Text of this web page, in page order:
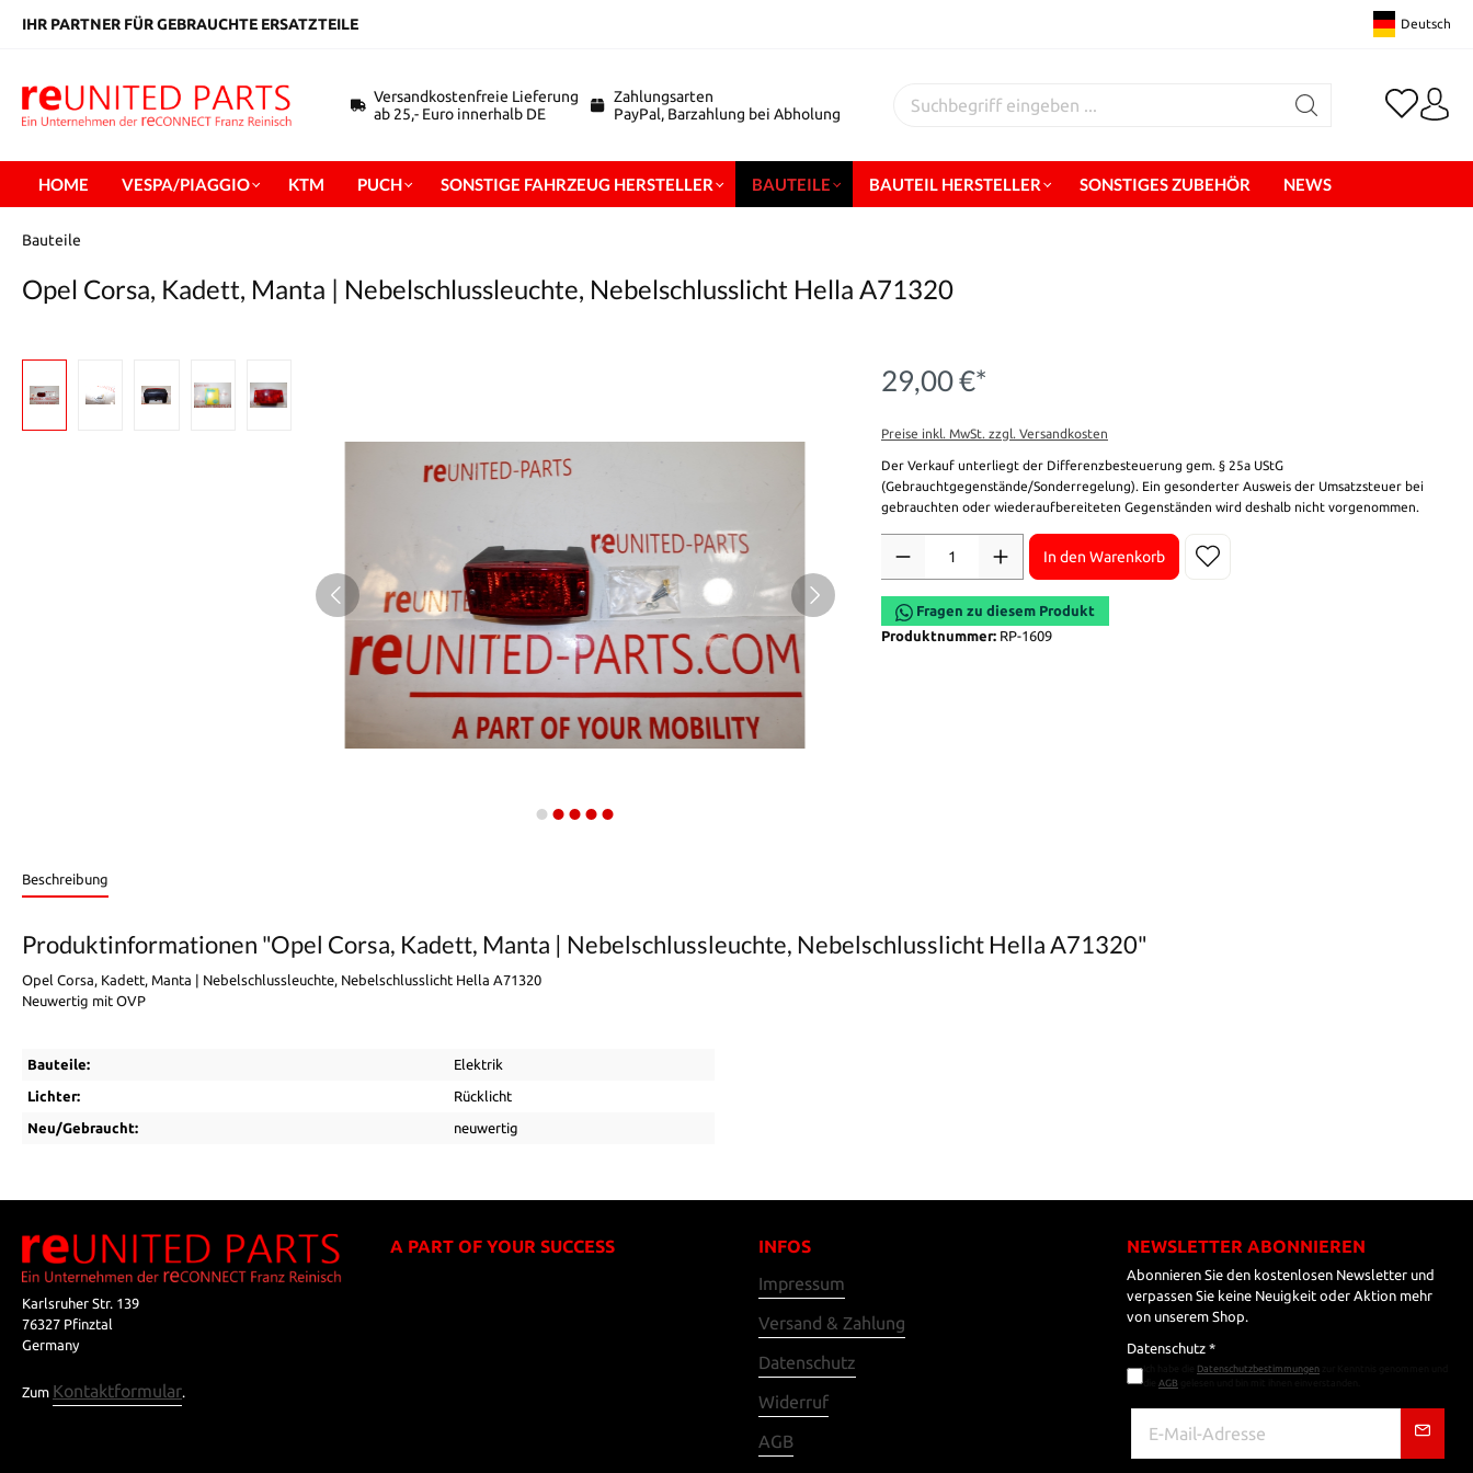
springen
IHR PARTNER FÜR GEBRAUCHTE ERSATZTEILE Deutsch
Versandkostenfreie Lieferung
ab 25,- Euro innerhalb DE
Zahlungsarten
PayPal, Barzahlung bei Abholung
HOME VESPA/PIAGGIO KTM PUCH SONSTIGE FAHRZEUG HERSTELLER BAUTEILE BAUTEIL HERSTELLER SONSTIGES ZUBEHÖR NEWS
Bauteile
Opel Corsa, Kadett, Manta | Nebelschlussleuchte, Nebelschlusslicht Hella A71320
29,00 €*
Preise inkl. MwSt. zzgl. Versandkosten
Der Verkauf unterliegt der Differenzbesteuerung gem. § 25a UStG
(Gebrauchtgegenstände/Sonderregelung). Ein gesonderter Ausweis der Umsatzsteuer bei
gebrauchten oder wiederaufbereiteten Gegenständen wird deshalb nicht vorgenommen.
In den Warenkorb
Fragen zu diesem Produkt
Produktnummer: RP-1609
Beschreibung
Produktinformationen "Opel Corsa, Kadett, Manta | Nebelschlussleuchte, Nebelschlusslicht Hella A71320"
Opel Corsa, Kadett, Manta | Nebelschlussleuchte, Nebelschlusslicht Hella A71320
Neuwertig mit OVP
Bauteile: Elektrik
Lichter: Rücklicht
Neu/Gebraucht: neuwertig
Karlsruher Str. 139
76327 Pfinztal
Germany
Zum Kontaktformular.
A PART OF YOUR SUCCESS
INFOS
Impressum
Versand & Zahlung
Datenschutz
Widerruf
AGB
NEWSLETTER ABONNIEREN
Abonnieren Sie den kostenlosen Newsletter und
verpassen Sie keine Neuigkeit oder Aktion mehr
von unserem Shop.
Datenschutz *
Datenschutzbestimmungen
AGB